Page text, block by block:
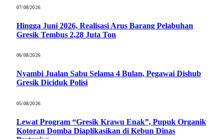
07/08/2026
Hingga Juni 2026, Realisasi Arus Barang Pelabuhan
Gresik Tembus 2,28 Juta Ton
06/08/2026
Nyambi Jualan Sabu Selama 4 Bulan, Pegawai Dishub
Gresik Diciduk Polisi
05/08/2026
Lewat Program “Gresik Krawu Enak”, Pupuk Organik
Kotoran Domba Diaplikasikan di Kebun Dinas